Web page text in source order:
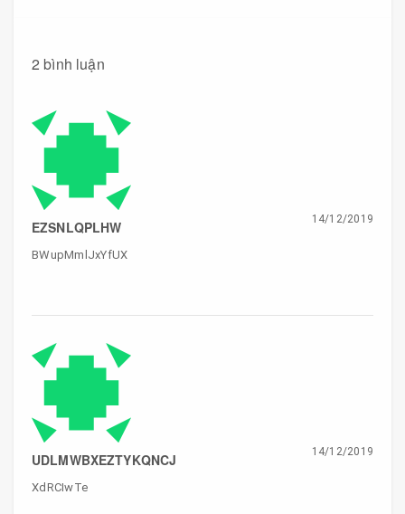
2 bình luận
EZSNLQPLHW 14/12/2019
BWupMmlJxYfUX
UDLMWBXEZTYKQNCJ 14/12/2019
XdRCIwTe